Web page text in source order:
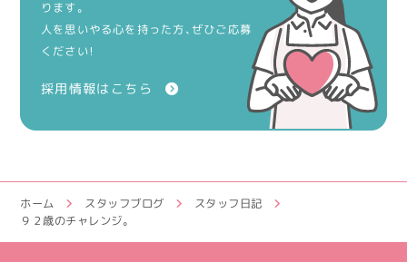
ります。
人を思いやる心を持った方、ぜひご応募
ください！
採用情報はこちら
ホーム スタッフブログ
スタッフ日記
９２歳のチャレンジ。